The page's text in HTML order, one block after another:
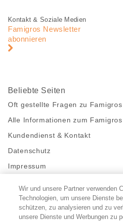
Fusszeile
Fusszeile
Navigation
Kontakt & Soziale Medien
Famigros Newsletter
abonnieren
Beliebte Seiten
Oft gestellte Fragen zu Famigros
Alle Informationen zum
Kundendienst & Kontakt
Datenschutz
Impressum
Bleibe mit uns in Kontakt
Facebook
https://twitter.com/
https://Pinterest
Wir und unsere Partner verwenden
Technologien, um unsere Dienste
schützen, zu analysieren und zu
unsere Dienste und Werbungen zu